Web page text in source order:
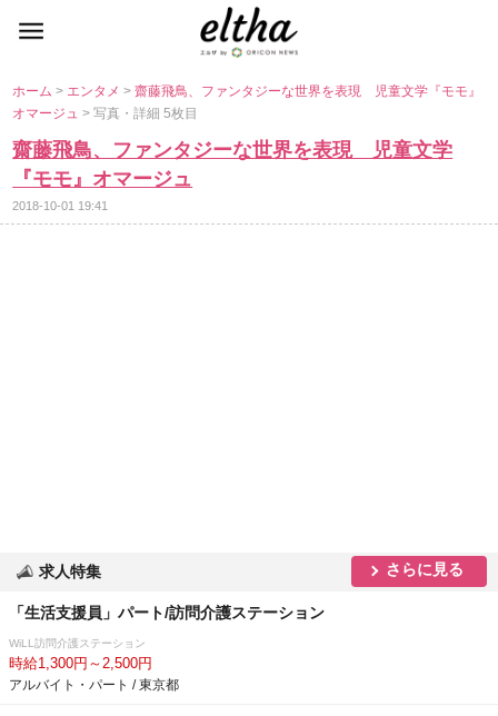
ホーム> エンタメ>齋藤飛鳥、ファンタジーな世界を表現 児童文学『モモ』
オマージュ> 写真・詳細 5枚目
齋藤飛鳥、ファンタジーな世界を表現 児童文学
『モモ』オマージュ
2018-10-01 19:41
求人特集 さらに見る
「生活支援員」パート/訪問介護ステーション
WiLL訪問介護ステーション
時給1,300円～2,500円
アルバイト・パート / 東京都